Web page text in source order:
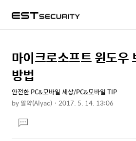
상
세
컨
텐
본
제
목
마이크로소프트 윈도우
방법
안전한 PC&모바일 세상/PC&모바일 TIP
by알약(Alyac) 2017. 5. 14. 13:06
문댓
글